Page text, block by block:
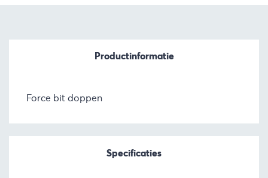
Productinformatie
Force bit doppen
Specificaties